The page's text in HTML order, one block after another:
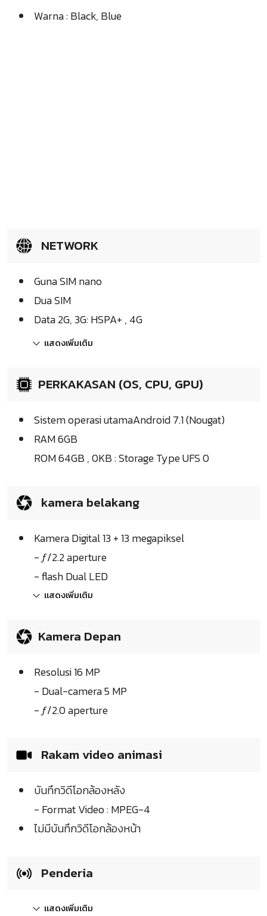
Warna : Black, Blue
NETWORK
Guna SIM nano
Dua SIM
Data 2G, 3G: HSPA+ , 4G
แสดงเพิ่มเติม
PERKAKASAN (OS, CPU, GPU)
Sistem operasi utamaAndroid 7.1 (Nougat)
RAM 6GB
ROM 64GB , 0KB : Storage Type UFS 0
kamera belakang
Kamera Digital 13 + 13 megapiksel
- ƒ/2.2 aperture
- flash Dual LED
แสดงเพิ่มเติม
Kamera Depan
Resolusi 16 MP
- Dual-camera 5 MP
- ƒ/2.0 aperture
Rakam video animasi
บันทึกวิดีโอกล้องหลัง
- Format Video : MPEG-4
ไม่มีบันทึกวิดีโอกล้องหน้า
Penderia
แสดงเพิ่มเติม